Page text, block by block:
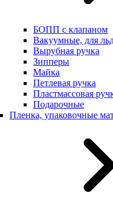
БОПП с клапаном
Вакуумные, для
Вырубная ручка
Зипперы
Майка
Петлевая ручка
Пластмассовая
Подарочные
Пленка, упаковочные